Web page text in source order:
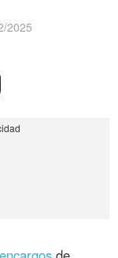
2025